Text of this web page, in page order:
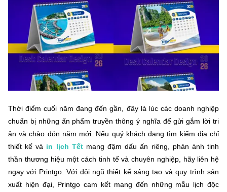
Thời điểm cuối năm đang đến gần, đây là lúc các doanh nghiệp
chuẩn bị những ấn phẩm truyền thông ý nghĩa để gửi gắm lời tri
ân và chào đón năm mới. Nếu quý khách đang tìm kiếm địa chỉ
thiết kế và in lịch Tếtmang đậm dấu ấn riêng, phản ánh tinh
thần thương hiệu một cách tinh tế và chuyên nghiệp, hãy liên hệ
ngay với Printgo. Với đội ngũ thiết kế sáng tạo và quy trình sản
xuất hiện đại, Printgo cam kết mang đến những mẫu lịch độc